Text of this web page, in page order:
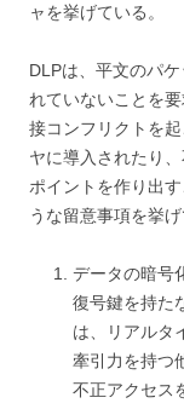
ャを挙げている。
DLPは、平文のパ
れていないことを
接コンフリクトを
ヤに導入されたり
ポイントを作り出
うな留意事項を挙げ
データの暗号
復号鍵を持た
は、リアルタ
牽引力を持つ
不正アクセス